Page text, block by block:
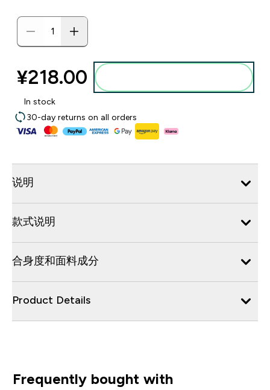
¥218.00‎
In stock
30-day returns on all orders
说明
款式说明
合身度和面料成分
Product Details
Frequently bought with